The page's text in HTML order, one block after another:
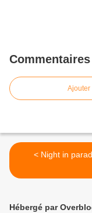
Commentaires
Ajouter
< Night in
Hébergé par